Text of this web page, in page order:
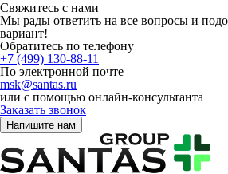
Свяжитесь с нами
Мы рады ответить на все вопросы и
вариант!
Обратитесь по телефону
+7 (499) 130-88-11
По электронной почте
msk@santas.ru
или с помощью онлайн-консультанта
Заказать звонок
Напишите нам